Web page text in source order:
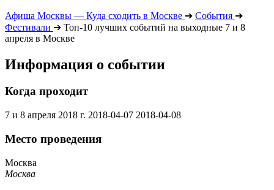
Афиша Москвы — Куда сходить в Москве ➔ События ➔
Фестивали ➔ Топ-10 лучших событий на выходные 7 и 8
апреля в Москве
Информация о событии
Когда проходит
7 и 8 апреля 2018 г. 2018-04-07 2018-04-08
Место проведения
Москва
Москва